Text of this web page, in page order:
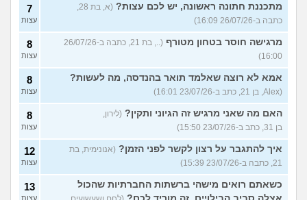
מתכננת חתונה ראשונה, יש לכם עצות?
כתבה ב-26/07/26 16:09)
7
עצות
מרגישה חוסר בטחון מטורף
(.., בת 21, כתבה ב-26/07/26
16:00)
8
עצות
אמא לא רוצה שאלמד תואר בהנדסה, מה לעשות?
(Alex, בן 21, כתב ב-23/07/26 16:01)
8
עצות
האם מה שאני מרגיש זה הגיוני ותקין? (לירון,
בן 31, כתב ב-23/07/26 15:50)
8
עצות
איך להתגבר על רצון לקשר לפני הזמן? (אנונימית, בת
21, כתבה ב-23/07/26 15:39)
12
עצות
כשאתם רואים מישהי ברשתות החברתיות שהכול
13
עצות